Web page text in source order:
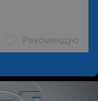
Рекомендую